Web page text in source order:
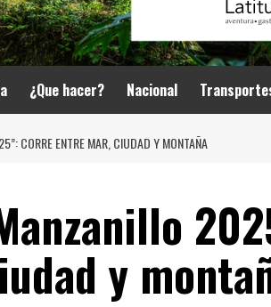
¿Que hacer? Nacional
CORRE ENTRE MAR, CIUDAD Y MONTAÑA
y